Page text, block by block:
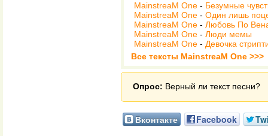
MainstreaM One - Безумные
MainstreaM One - Один лишь
MainstreaM One - Любовь По
MainstreaM One - Люди мемы
MainstreaM One - Девочка
Все тексты MainstreaM One >>>
Опрос: Верный ли текст песни?
Вконтакте Facebook